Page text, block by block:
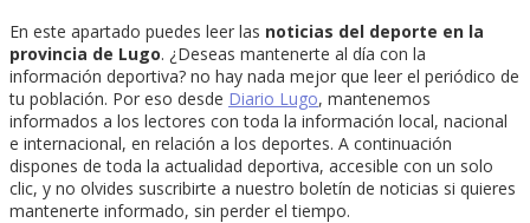
En este apartado puedes leer las noticias del deporte en la
provincia de Lugo. ¿Deseas mantenerte al día con la
información deportiva? no hay nada mejor que leer el periódico de
tu población. Por eso desde Diario Lugo, mantenemos
informados a los lectores con toda la información local, nacional
e internacional, en relación a los deportes. A continuación
dispones de toda la actualidad deportiva, accesible con un solo
clic, y no olvides suscribirte a nuestro boletín de noticias si quieres
mantenerte informado, sin perder el tiempo.